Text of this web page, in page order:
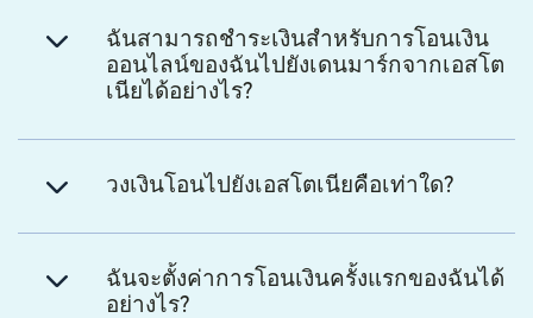
ฉันสามารถชำระเงินสำหรับการโอนเงิน
ออนไลน์ของฉันไปยังเดนมาร์กจากเอสโต
เนียได้อย่างไร?
วงเงินโอนไปยังเอสโตเนียคือเท่าใด?
ฉันจะตั้งค่าการโอนเงินครั้งแรกของฉันได้
อย่างไร?